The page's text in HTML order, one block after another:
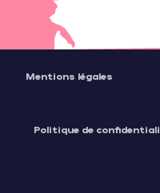
Mentions légales
Politique de